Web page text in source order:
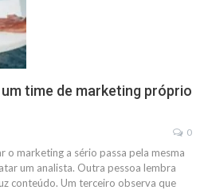
time de marketing próprio
0
o marketing a sério passa pela mesma
um analista. Outra pessoa lembra
conteúdo. Um terceiro observa que